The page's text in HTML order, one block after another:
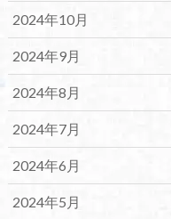
2024年10月
2024年9月
2024年8月
2024年7月
2024年6月
2024年5月